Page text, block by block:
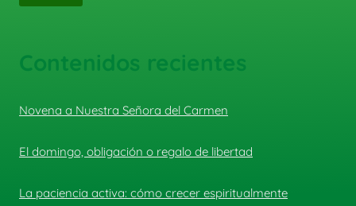
Contenidos recientes
Novena a Nuestra Señora del Carmen
El domingo, obligación o regalo de libertad
La paciencia activa: cómo crecer espiritualmente